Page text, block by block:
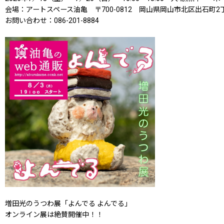
会場：アートスペース油亀 〒700-0812 岡山県岡山市北区出石町2
お問い合わせ：086-201-8884
増田光のうつわ展「よんでる よんでる」
オンライン展は絶賛開催中！！